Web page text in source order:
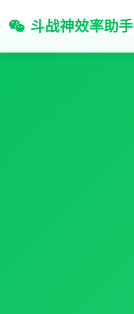
斗战神效率助手